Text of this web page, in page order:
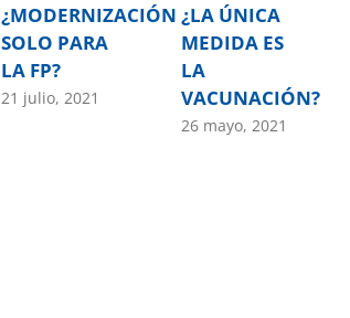
¿MODERNIZACIÓN
SOLO PARA
LA FP?
21 julio, 2021
¿LA ÚNICA
MEDIDA ES
LA
VACUNACIÓN?
26 mayo, 2021